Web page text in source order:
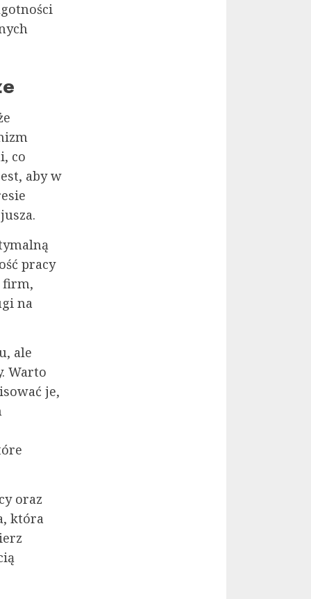
co
aby w
pracy
firm,
na
ale
Warto
je,
oraz
która